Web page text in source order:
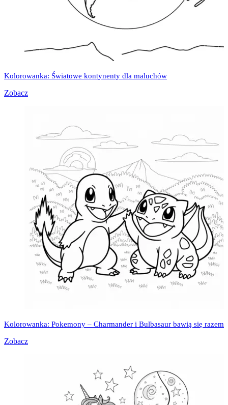
Kolorowanka: Światowe kontynenty dla maluchów
Zobacz
Kolorowanka: Pokemony – Charmander i Bulbasaur bawią się razem
Zobacz